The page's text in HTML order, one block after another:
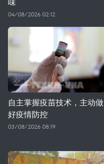
04/08/2026 02:12
自主掌握疫苗技术，主动做
好疫情防控
03/08/2026 08:19